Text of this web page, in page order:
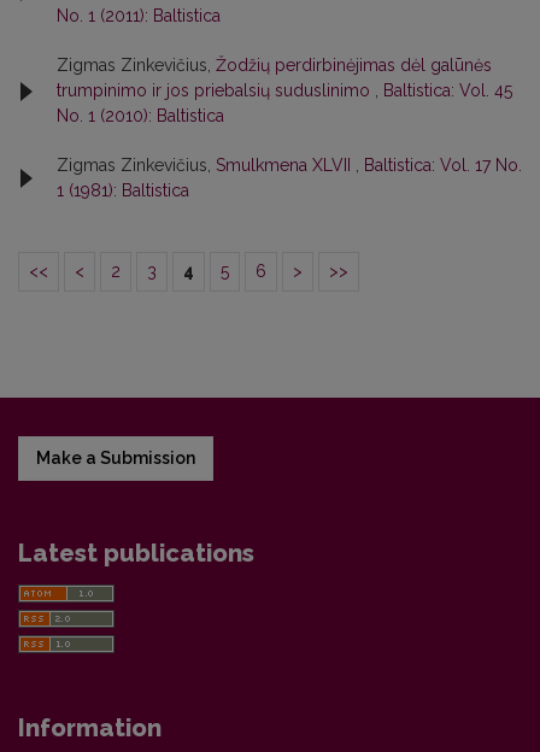
No. 1 (2011): Baltistica
Zigmas Zinkevičius, Žodžių perdirbinėjimas dėl galūnės
trumpinimo ir jos priebalsių suduslinimo , Baltistica: Vol. 45
No. 1 (2010): Baltistica
Zigmas Zinkevičius, Smulkmena XLVII , Baltistica: Vol. 17 No.
1 (1981): Baltistica
<< < 2 3 4 5 6 > >>
Make a Submission
Latest publications
Information